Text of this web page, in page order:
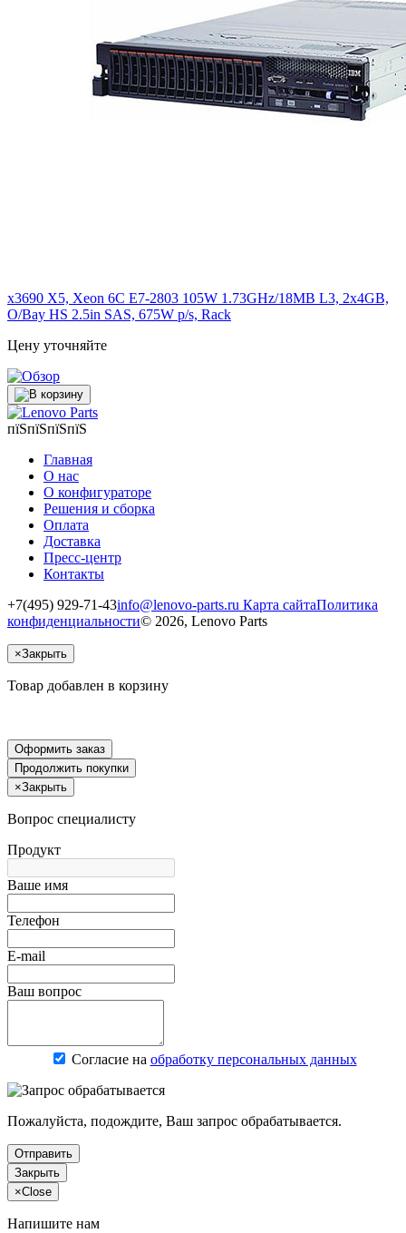
x3690 X5, Xeon 6C E7-2803 105W 1.73GHz/18MB L3, 2x4GB,
O/Bay HS 2.5in SAS, 675W p/s, Rack
Цену уточняйте
пїЅпїЅпїЅпїЅ
Главная
О нас
О конфигураторе
Решения и сборка
Оплата
Доставка
Пресс-центр
Контакты
+7(495) 929-71-43info@lenovo-parts.ru Карта сайтаПолитика
конфиденциальности© 2026, Lenovo Parts
×Закрыть
Товар добавлен в корзину
Оформить заказ
Продолжить покупки
×Закрыть
Вопрос специалисту
Продукт
Ваше имя
Телефон
E-mail
Ваш вопрос
Согласие на обработку персональных данных
Пожалуйста, подождите, Ваш запрос обрабатывается.
Отправить
Закрыть
×Close
Напишите нам